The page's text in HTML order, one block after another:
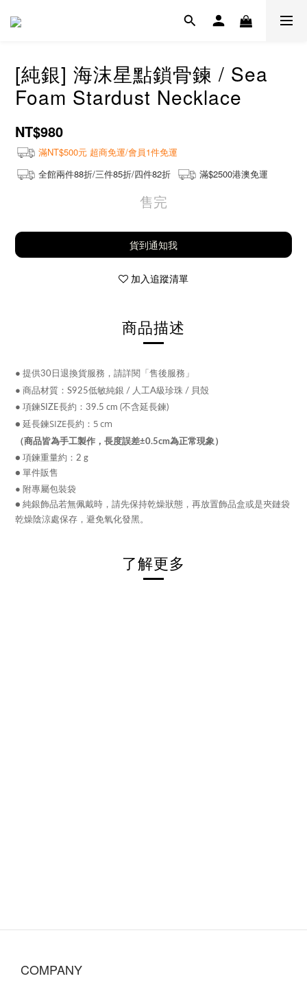
[純銀] 海沫星點鎖骨鍊 / Sea
Foam Stardust Necklace
NT$980
滿NT$500元 超商免運/會員1件免運
全館兩件88折/三件85折/四件82折
滿$2500港澳免運
售完
貨到通知我
加入追蹤清單
商品描述
● 提供30日退換貨服務，請詳閱「售後服務」
● 商品材質：S925低敏純銀 / 人工A級珍珠 / 貝殼
● 項鍊SIZE長約：39.5 cm (不含延長鍊)
● 延長鍊SIZE長約：5 cm
（商品皆為手工製作，長度誤差±0.5cm為正常現象）
● 項鍊重量約：2 g
● 單件販售
● 附專屬包裝袋
● 純銀飾品若無佩戴時，請先保持乾燥狀態，再放置飾品盒或是夾鏈袋
乾燥陰涼處保存，避免氧化發黑。
了解更多
COMPANY